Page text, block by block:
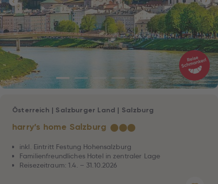
harry’s home Salzburg ★★★
Österreich | Salzburger Land | Salzburg
inkl. Eintritt Festung Hohensalzburg
Familienfreundliches Hotel in zentraler Lage
Reisezeitraum: 1.4. – 31.10.2026